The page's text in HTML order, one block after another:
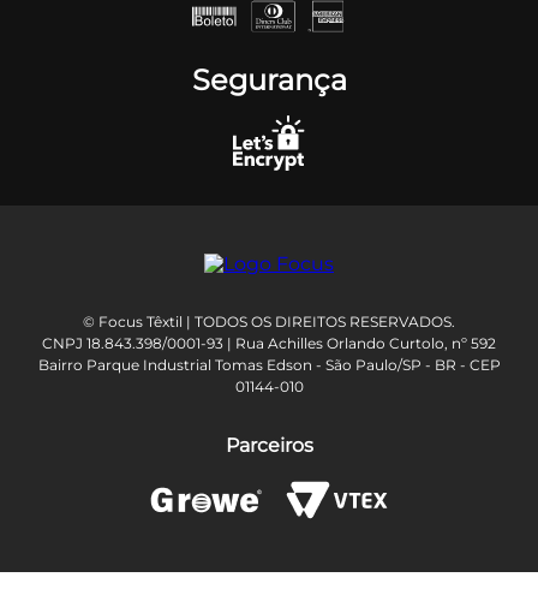
Segurança
© Focus Têxtil | TODOS OS DIREITOS RESERVADOS.
CNPJ 18.843.398/0001-93 | Rua Achilles Orlando Curtolo, nº 592
Bairro Parque Industrial Tomas Edson - São Paulo/SP - BR - CEP
01144-010
Parceiros